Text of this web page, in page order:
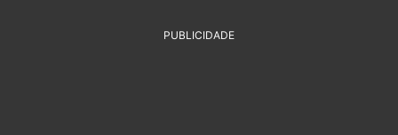
PUBLICIDADE